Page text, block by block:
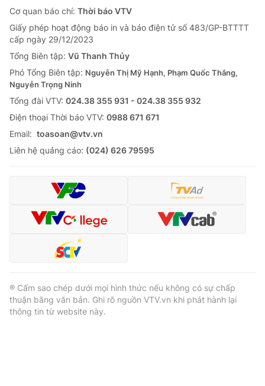
Cơ quan báo chí: Thời báo VTV
Giấy phép hoạt động báo in và báo điện tử số 483/GP-BTTTT
cấp ngày 29/12/2023
Tổng Biên tập: Vũ Thanh Thủy
Phó Tổng Biên tập: Nguyễn Thị Mỹ Hạnh, Phạm Quốc Thắng,
Nguyễn Trọng Ninh
Tổng đài VTV: 024.38 355 931 - 024.38 355 932
Ðiện thoại Thời báo VTV: 0988 671 671
Email: toasoan@vtv.vn
Liên hệ quảng cáo: (024) 626 79595
® Cấm sao chép dưới mọi hình thức nếu không có sự chấp
thuận bằng văn bản. Ghi rõ nguồn VTV.vn khi phát hành lại
thông tin từ website này.